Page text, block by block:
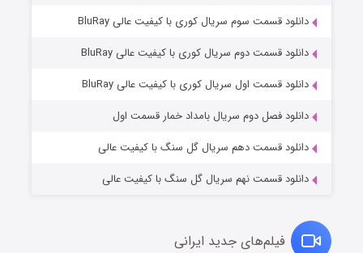
مردگان متحرک: شهر مرده ۳
قسمت۲ (زیرنویس) منتشر شد
دانلود قسمت سوم سریال کوری با کیفیت عالی BluRay
دانلود قسمت دوم سریال کوری با کیفیت عالی BluRay
دانلود قسمت اول سریال کوری با کیفیت عالی BluRay
دانلود فصل دوم سریال بامداد خمار قسمت اول
دانلود قسمت دهم سریال گل سنگ با کیفیت عالی
دانلود قسمت نهم سریال گل سنگ با کیفیت عالی
فیلم‌های جدید ایرانی